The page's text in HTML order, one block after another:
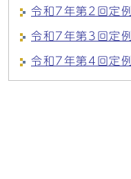
令和7年第2回定
令和7年第3回定
令和7年第4回定